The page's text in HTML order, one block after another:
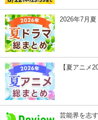
2026年7月
【夏アニメ
芸能界を志